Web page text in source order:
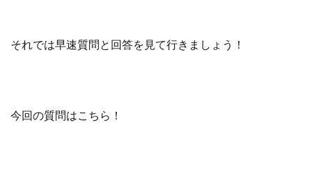
それでは早速質問と回答を見て行きましょう！
今回の質問はこちら！